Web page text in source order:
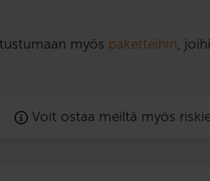
myös paketteihin ,
Voit ostaa meiltä myös